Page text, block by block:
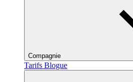
Compagnie
Tarifs Blogue